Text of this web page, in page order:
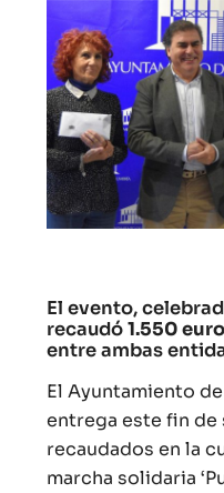
El evento,
recaudó1.550
entre ambas
El Ayuntamiento
entrega este fin de
recaudados en la
marcha solidaria